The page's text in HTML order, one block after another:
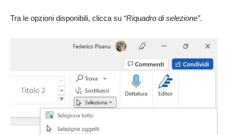
Tra le opzioni disponibili, clicca su “Riquadro di selezione”.